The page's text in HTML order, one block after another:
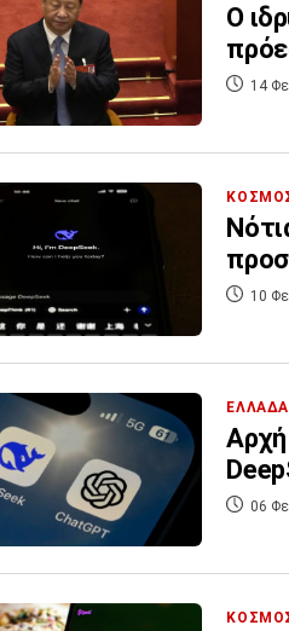
Ο
14
10
ΕΛΛΑΔΑ
Αρχή
06